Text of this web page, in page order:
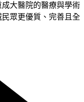
大醫院的醫療與學術
眾更優質、完善且全